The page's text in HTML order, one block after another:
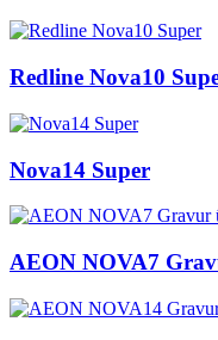
Redline Nova10
Nova14 Super
AEON NOVA7